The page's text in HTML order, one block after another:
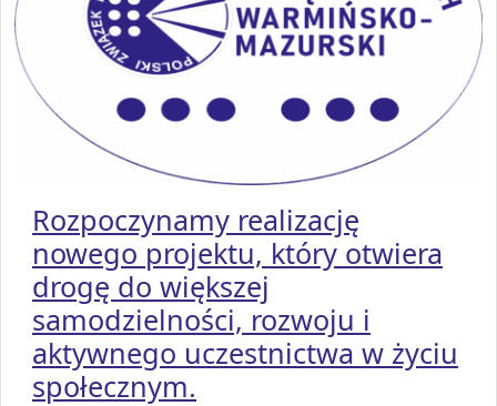
Rozpoczynamy realizację
nowego projektu, który otwiera
drogę do większej
samodzielności, rozwoju i
aktywnego uczestnictwa w życiu
społecznym.